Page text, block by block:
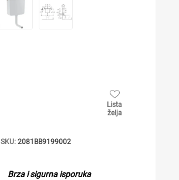
Lista
želja
SKU: 2081BB9199002
Brza i sigurna isporuka